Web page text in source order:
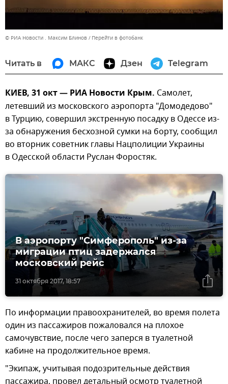
© РИА Новости . Максим Блинов Перейти в фотобанк
Читать в МАКС Дзен Telegram
КИЕВ, 31 окт — РИА Новости Крым. Самолет,
летевший из московского аэропорта "Домодедово"
в Турцию, совершил экстренную посадку в Одессе из-
за обнаружения бесхозной сумки на борту, сообщил
во вторник советник главы Нацполиции Украины
в Одесской области Руслан Форостяк.
31 октября 2017, 18:57
В аэропорту "Симферополь" из-за
миграции птиц задержался
московский рейс
По информации правоохранителей, во время полета
один из пассажиров пожаловался на плохое
самочувствие, после чего заперся в туалетной
кабине на продолжительное время.
"Экипаж, учитывая подозрительные действия
пассажира, провел детальный осмотр туалетной